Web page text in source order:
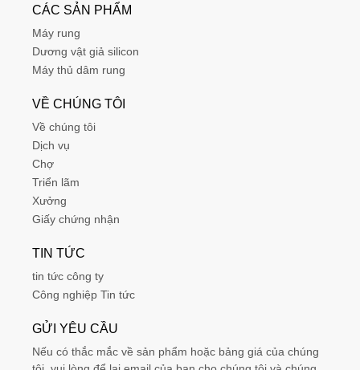
CÁC SẢN PHẨM
Máy rung
Dương vật giả silicon
Máy thủ dâm rung
VỀ CHÚNG TÔI
Về chúng tôi
Dịch vụ
Chợ
Triển lãm
Xưởng
Giấy chứng nhận
TIN TỨC
tin tức công ty
Công nghiệp Tin tức
GỬI YÊU CẦU
Nếu có thắc mắc về sản phẩm hoặc bảng giá của chúng